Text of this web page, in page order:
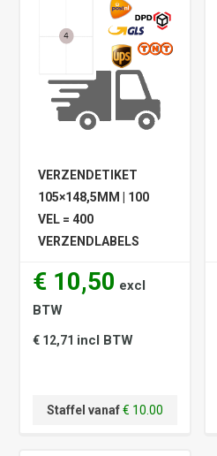
VERZENDETIKET
105×148,5MM | 100
VEL = 400
VERZENDLABELS
€ 10,50 excl
BTW
€ 12,71 incl BTW
Staffel vanaf€ 10.00